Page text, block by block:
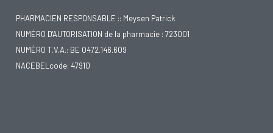
PHARMACIEN RESPONSABLE :: Meysen Patrick
NUMÉRO D'AUTORISATION de la pharmacie : 723001
NUMÉRO T.V.A.: BE 0472.146.609
NACEBELcode: 47910